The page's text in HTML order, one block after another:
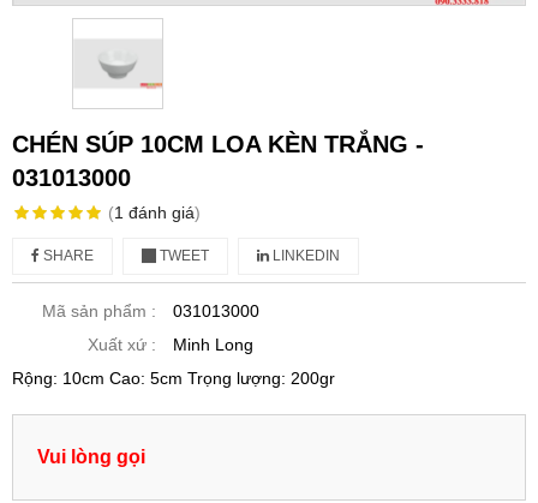
CHÉN SÚP 10CM LOA KÈN TRẮNG -
031013000
(1 đánh giá)
SHARE TWEET LINKEDIN
Mã sản phẩm :
031013000
Xuất xứ :
Minh Long
Rộng: 10cm Cao: 5cm Trọng lượng: 200gr
Vui lòng gọi